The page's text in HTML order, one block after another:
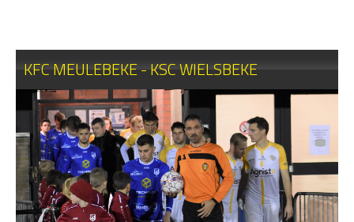
KFC MEULEBEKE - KSC WIELSBEKE